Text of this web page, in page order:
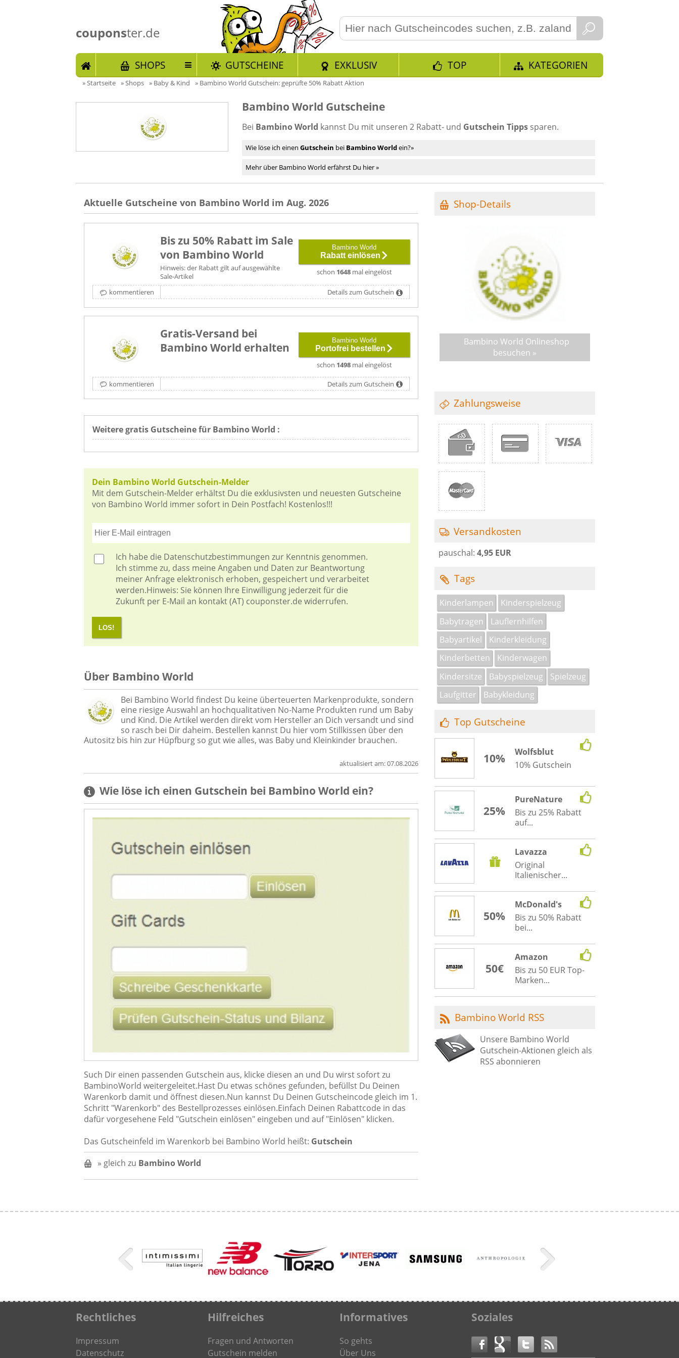
couponster.de
START SHOPS GUTSCHEINE EXKLUSIV TOP KATEGORIEN
»Startseite »Shops » Baby & Kind » Bambino World Gutschein: geprüfte 50% Rabatt Aktion
Bambino World Gutscheine
Bei Bambino World kannst Du mit unseren 2 Rabatt- und Gutschein Tipps sparen.
Wie löse ich einen Gutschein bei Bambino Worldein?»
Mehr über Bambino World erfährst Du hier »
Aktuelle Gutscheine von Bambino World im Aug. 2026
Bis zu 50% Rabatt im Sale
von Bambino World
Hinweis: der Rabatt gilt auf ausgewählte
Sale-Artikel
Bambino World
Rabatt einlösen
schon 1648mal eingelöst
kommentieren Details zum Gutschein
Gratis-Versand bei
Bambino World erhalten
Bambino World
Portofrei bestellen
schon 1498mal eingelöst
kommentieren Details zum Gutschein
Weitere gratis Gutscheine für Bambino World :
Dein Bambino World Gutschein-Melder
Mit dem Gutschein-Melder erhältst Du die exklusivsten und neuesten Gutscheine
von Bambino World immer sofort in Dein Postfach! Kostenlos!!!
Ich habe die Datenschutzbestimmungen zur Kenntnis genommen.
Ich stimme zu, dass meine Angaben und Daten zur Beantwortung
meiner Anfrage elektronisch erhoben, gespeichert und verarbeitet
werden.Hinweis: Sie können Ihre Einwilligung jederzeit für die
Zukunft per E-Mail an kontakt (AT) couponster.de widerrufen.
LOS!
Über Bambino World
Bei Bambino World findest Du keine überteuerten Markenprodukte, sondern
eine riesige Auswahl an hochqualitativen No-Name Produkten rund um Baby
und Kind. Die Artikel werden direkt vom Hersteller an Dich versandt und sind
so rasch bei Dir daheim. Bestellen kannst Du hier vom Stillkissen über den
Autositz bis hin zur Hüpfburg so gut wie alles, was Baby und Kleinkinder brauchen.
aktualisiert am:07.08.2026
Wie löse ich einen Gutschein bei Bambino World ein?
Such Dir einen passenden Gutschein aus, klicke diesen an und Du wirst sofort zu
BambinoWorld weitergeleitet.Hast Du etwas schönes gefunden, befüllst Du Deinen
Warenkorb damit und öffnest diesen.Nun kannst Du Deinen Gutscheincode gleich im 1.
Schritt "Warenkorb" des Bestellprozesses einlösen.Einfach Deinen Rabattcode in das
dafür vorgesehene Feld "Gutschein einlösen" eingeben und auf "Einlösen" klicken.
Das Gutscheinfeld im Warenkorb bei Bambino World heißt: Gutschein
» gleich zu Bambino World
Shop-Details
Bambino World Onlineshop
besuchen »
Zahlungsweise
Versandkosten
pauschal: 4,95 EUR
Tags
Kinderlampen
Kinderspielzeug
Babytragen
Lauflernhilfen
Babyartikel
Kinderkleidung
Kinderbetten
Kinderwagen
Kindersitze
Babyspielzeug
Spielzeug
Laufgitter
Babykleidung
Top Gutscheine
10%
Wolfsblut
10% Gutschein
25%
PureNature
Bis zu 25% Rabatt
auf...
Lavazza
Original
Italienischer...
50%
McDonald's
Bis zu 50% Rabatt
bei...
50€
Amazon
Bis zu 50 EUR Top-
Marken...
Bambino World RSS
Unsere Bambino World
Gutschein-Aktionen gleich als
RSS abonnieren
Rechtliches
Impressum
Datenschutz
Hilfreiches
Fragen und Antworten
Gutschein melden
Informatives
So gehts
Über Uns
Soziales